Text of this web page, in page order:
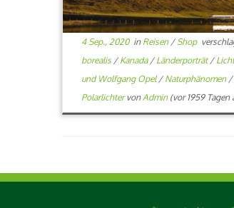
4 Sep., 2020in Reisen / Shop
borealis / Kanada / Länderporträt/
und Wolfgang Opel / Naturphänomen /
Polarlichtervon Admin(vor 1959 Tagen